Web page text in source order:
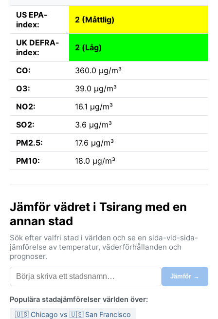
US EPA-
index:
2 (Måttlig)
UK DEFRA-
index:
2 (Låg)
CO:
360.0 µg/m³
O3:
39.0 µg/m³
NO2:
16.1 µg/m³
SO2:
3.6 µg/m³
PM2.5:
17.6 µg/m³
PM10:
18.0 µg/m³
Jämför vädret i Tsirang med en
annan stad
Sök efter valfri stad i världen och se en sida-vid-sida-
jämförelse av temperatur, väderförhållanden och
prognoser.
Jämför →
Populära stadajämförelser världen över:
🇺🇸 Chicago vs 🇺🇸 San Francisco